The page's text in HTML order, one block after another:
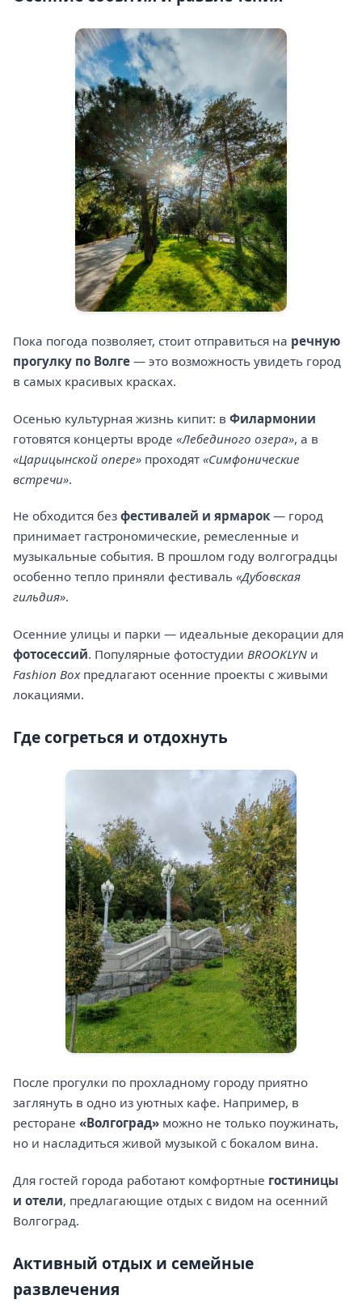
Пока погода позволяет, стоит отправиться на речную
прогулку по Волге — это возможность увидеть город
в самых красивых красках.
Осенью культурная жизнь кипит: в Филармонии
готовятся концерты вроде «Лебединого озера», а в
«Царицынской опере» проходят «Симфонические
встречи».
Не обходится без фестивалей и ярмарок — город
принимает гастрономические, ремесленные и
музыкальные события. В прошлом году волгоградцы
особенно тепло приняли фестиваль «Дубовская
гильдия».
Осенние улицы и парки — идеальные декорации для
фотосессий. Популярные фотостудии BROOKLYN и
Fashion Boxпредлагают осенние проекты с живыми
локациями.
Где согреться и отдохнуть
После прогулки по прохладному городу приятно
заглянуть в одно из уютных кафе. Например, в
ресторане «Волгоград» можно не только поужинать,
но и насладиться живой музыкой с бокалом вина.
Для гостей города работают комфортные гостиницы
и отели, предлагающие отдых с видом на осенний
Волгоград.
Активный отдых и семейные
развлечения